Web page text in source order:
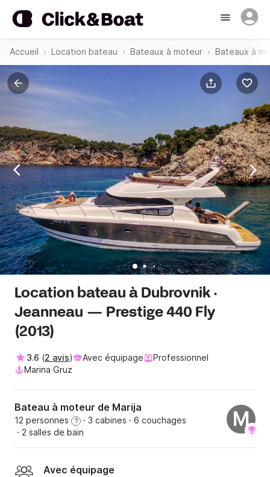
Accueil Location bateau Bateaux à moteur Bateaux à
Location bateau à Dubrovnik ·
Jeanneau — Prestige 440 Fly
(2013)
3.6 (2 avis) Avec équipage
Professionnel
Marina Gruz
Bateau à moteur de Marija
12 personnes ? · 3 cabines · 6 couchages
· 2 salles de bain
M
Avec équipage